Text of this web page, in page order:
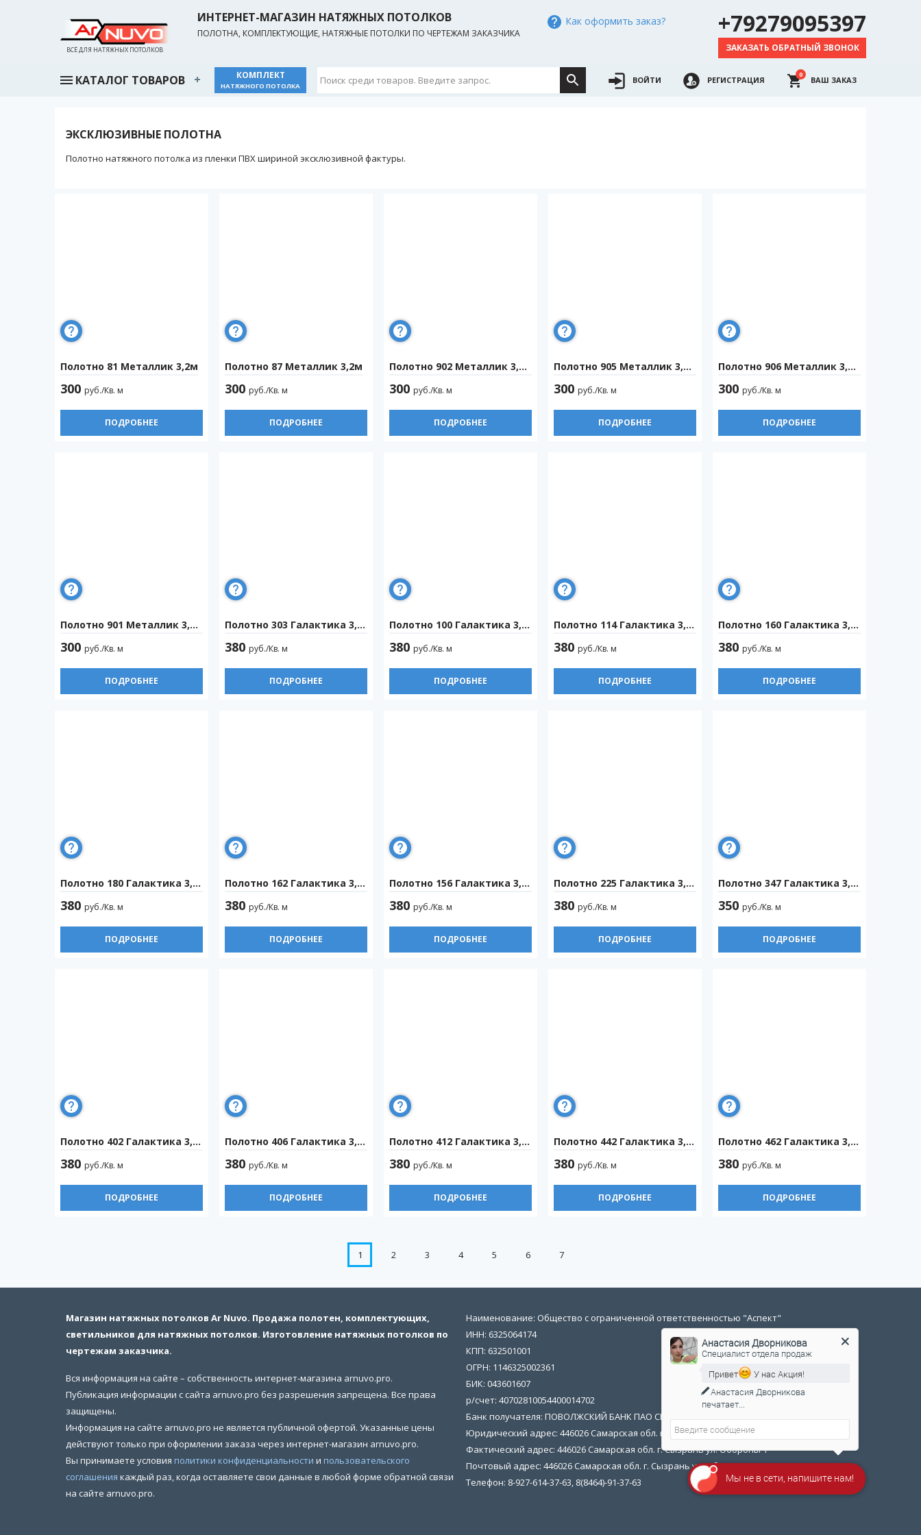
ВСЁ ДЛЯ НАТЯЖНЫХ ПОТОЛКОВ
ИНТЕРНЕТ-МАГАЗИН НАТЯЖНЫХ ПОТОЛКОВ
ПОЛОТНА, КОМПЛЕКТУЮЩИЕ, НАТЯЖНЫЕ ПОТОЛКИ ПО ЧЕРТЕЖАМ ЗАКАЗЧИКА
Как оформить заказ? +79279095397
ЗАКАЗАТЬ ОБРАТНЫЙ ЗВОНОК
КАТАЛОГ ТОВАРОВ КОМПЛЕКТ
НАТЯЖНОГО ПОТОЛКА
ВОЙТИ РЕГИСТРАЦИЯ
0
ВАШ ЗАКАЗ
ЭКСКЛЮЗИВНЫЕ ПОЛОТНА
Полотно натяжного потолка из пленки ПВХ шириной эксклюзивной фактуры.
Полотно 81 Металлик 3,2м
300 руб./Кв. м
ПОДРОБНЕЕ
Полотно 87 Металлик 3,2м
300 руб./Кв. м
ПОДРОБНЕЕ
Полотно 902 Металлик 3,2м
300 руб./Кв. м
ПОДРОБНЕЕ
Полотно 905 Металлик 3,2м
300 руб./Кв. м
ПОДРОБНЕЕ
Полотно 906 Металлик 3,2м
300 руб./Кв. м
ПОДРОБНЕЕ
Полотно 901 Металлик 3,2м
300 руб./Кв. м
ПОДРОБНЕЕ
Полотно 303 Галактика 3,2м
380 руб./Кв. м
ПОДРОБНЕЕ
Полотно 100 Галактика 3,2м
380 руб./Кв. м
ПОДРОБНЕЕ
Полотно 114 Галактика 3,2м
380 руб./Кв. м
ПОДРОБНЕЕ
Полотно 160 Галактика 3,2м
380 руб./Кв. м
ПОДРОБНЕЕ
Полотно 180 Галактика 3,2м
380 руб./Кв. м
ПОДРОБНЕЕ
Полотно 162 Галактика 3,2м
380 руб./Кв. м
ПОДРОБНЕЕ
Полотно 156 Галактика 3,2м
380 руб./Кв. м
ПОДРОБНЕЕ
Полотно 225 Галактика 3,2м
380 руб./Кв. м
ПОДРОБНЕЕ
Полотно 347 Галактика 3,2м
350 руб./Кв. м
ПОДРОБНЕЕ
Полотно 402 Галактика 3,2м
380 руб./Кв. м
ПОДРОБНЕЕ
Полотно 406 Галактика 3,2м
380 руб./Кв. м
ПОДРОБНЕЕ
Полотно 412 Галактика 3,2м
380 руб./Кв. м
ПОДРОБНЕЕ
Полотно 442 Галактика 3,2м
380 руб./Кв. м
ПОДРОБНЕЕ
Полотно 462 Галактика 3,2м
380 руб./Кв. м
ПОДРОБНЕЕ
1 2 3 4 5 6 7
Магазин натяжных потолков Ar Nuvo. Продажа полотен, комплектующих,
светильников для натяжных потолков. Изготовление натяжных потолков по
чертежам заказчика.
Вся информация на сайте – собственность интернет-магазина arnuvo.pro.
Публикация информации с сайта arnuvo.pro без разрешения запрещена. Все права
защищены.
Информация на сайте arnuvo.pro не является публичной офертой. Указанные цены
действуют только при оформлении заказа через интернет-магазин arnuvo.pro.
Вы принимаете условия политики конфиденциальности и пользовательского
соглашения каждый раз, когда оставляете свои данные в любой форме обратной связи
на сайте arnuvo.pro.
Наименование: Общество с ограниченной ответственностью "Аспект"
ИНН: 6325064174
КПП: 632501001
ОГРН: 1146325002361
БИК: 043601607
р/счет: 40702810054400014702
Банк получателя: ПОВОЛЖСКИЙ БАНК ПАО СБЕРБАНК
Юридический адрес: 446026 Самарская обл. г. Сызрань ул. Обороны 1
Фактический адрес: 446026 Самарская обл. г. Сызрань ул. Обороны 1
Почтовый адрес: 446026 Самарская обл. г. Сызрань ул. Обороны 1
Телефон: 8-927-614-37-63, 8(8464)-91-37-63
Мы не в сети, напишите нам!
Анастасия Дворникова
Специалист отдела продаж
Привет
У нас Акция!
Анастасия Дворникова
печатает...